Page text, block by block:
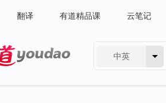
翻译 有道精品课 云笔记
中英